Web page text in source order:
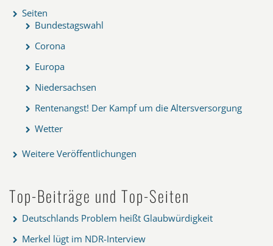
Seiten
Bundestagswahl
Corona
Europa
Niedersachsen
Rentenangst! Der Kampf um die Altersversorgung
Wetter
Weitere Veröffentlichungen
Top-Beiträge und Top-Seiten
Deutschlands Problem heißt Glaubwürdigkeit
Merkel lügt im NDR-Interview